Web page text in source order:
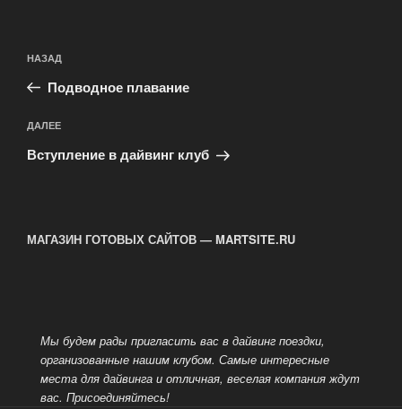
по
записям
Предыдущая
запись:
НАЗАД
Подводное плавание
Следующая
запись
ДАЛЕЕ
Вступление в дайвинг клуб
МАГАЗИН ГОТОВЫХ САЙТОВ — MARTSITE.RU
Мы будем рады пригласить вас в дайвинг поездки,
организованные нашим клубом. Самые интересные
места для дайвинга и отличная, веселая компания ждут
вас. Присоединяйтесь!